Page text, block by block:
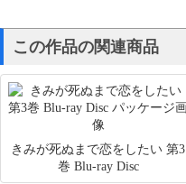
この作品の関連商品
きみが死ぬまで恋をしたい 第3
巻 Blu-ray Disc